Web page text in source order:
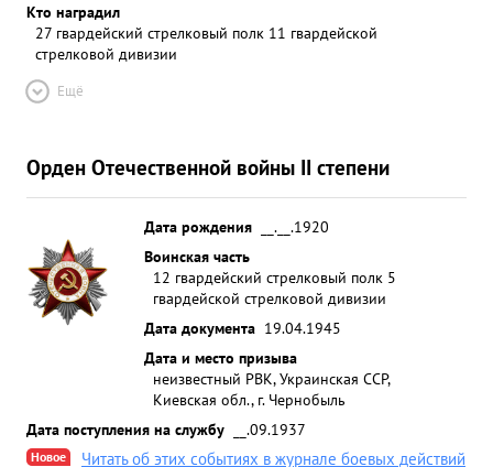
Кто наградил
27 гвардейский стрелковый полк 11 гвардейской
стрелковой дивизии
Ещё
Орден Отечественной войны II степени
Дата рождения
__.__.1920
Воинская часть
12 гвардейский стрелковый полк 5
гвардейской стрелковой дивизии
Дата документа 19.04.1945
Дата и место призыва
неизвестный РВК, Украинская ССР,
Киевская обл., г. Чернобыль
Дата поступления на службу
__.09.1937
Новое Читать об этих событиях в журнале боевых действий